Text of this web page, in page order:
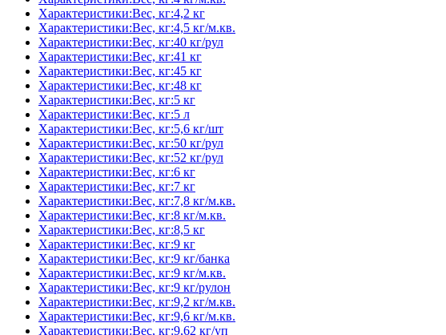
Характеристики:Вес, кг:4,2 кг
Характеристики:Вес, кг:4,5 кг/м.кв.
Характеристики:Вес, кг:40 кг/рул
Характеристики:Вес, кг:41 кг
Характеристики:Вес, кг:45 кг
Характеристики:Вес, кг:48 кг
Характеристики:Вес, кг:5 кг
Характеристики:Вес, кг:5 л
Характеристики:Вес, кг:5,6 кг/шт
Характеристики:Вес, кг:50 кг/рул
Характеристики:Вес, кг:52 кг/рул
Характеристики:Вес, кг:6 кг
Характеристики:Вес, кг:7 кг
Характеристики:Вес, кг:7,8 кг/м.кв.
Характеристики:Вес, кг:8 кг/м.кв.
Характеристики:Вес, кг:8,5 кг
Характеристики:Вес, кг:9 кг
Характеристики:Вес, кг:9 кг/банка
Характеристики:Вес, кг:9 кг/м.кв.
Характеристики:Вес, кг:9 кг/рулон
Характеристики:Вес, кг:9,2 кг/м.кв.
Характеристики:Вес, кг:9,6 кг/м.кв.
Характеристики:Вес, кг:9,62 кг/уп